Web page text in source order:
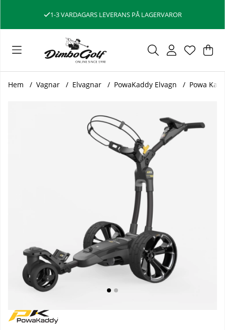
1-3 VARDAGARS LEVERANS PÅ LAGERVAROR
.
Hem Vagnar Elvagnar PowaKaddy Elvagn Powa